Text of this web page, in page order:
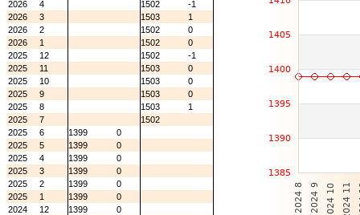
2026
4 1502
-1
2026
3 1503
1
2026
2 1502
0
2026
1 1502
0
2025
12 1502
-1
2025
11 1503
0
2025
10 1503
0
2025
9 1503
0
2025
8 1503
1
2025
7
1502
2025
6 1399
0
2025
5 1399
0
2025
4 1399
0
2025
3 1399
0
2025
2 1399
0
2025
1 1399
0
2024
12 1399
0